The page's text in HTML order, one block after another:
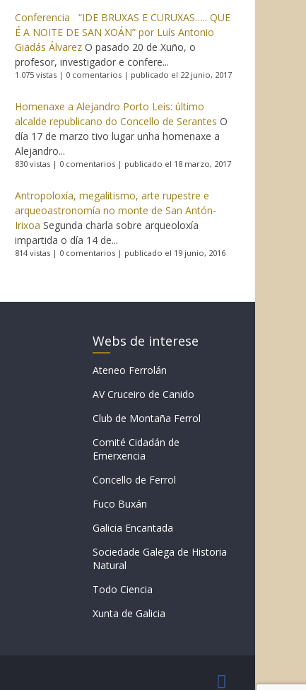
Conferencia “IDE BRUXAS E CURUXAS….. QUE
É A NOITE DE SAN XOÁN” por Luís Antonio
Giadás Álvarez O pasado 20 de Xuño, o
profesor, investigador e confere...
1.075 vistas | 0 comentarios | publicado el 22 junio, 2017
Homenaxe a Alejandro Porto Leis: último
alcalde republicano do Concello de Serantes O
día 17 de marzo tivo lugar unha homenaxe a
Alejandro...
830 vistas | 0 comentarios | publicado el 18 marzo, 2017
Antropoloxía, megalitismo, arte rupestre e
arqueoastronomía no monte de San Antón-
Irixoa Segunda charla sobre arqueoloxía
impartida o día 14 de...
814 vistas | 0 comentarios | publicado el 19 junio, 2016
Webs de interese
Ateneo Ferrolán
AV Cruceiro de Canido
Club de Montaña Ferrol
Comité Cidadán de
Emerxencia
Concello de Ferrol
Fuco Buxán
Galicia Encantada
Sociedade Galega de Historia
Natural
Todo Ciencia
Xunta de Galicia